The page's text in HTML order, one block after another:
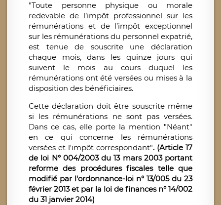
"Toute personne physique ou morale
redevable de l’impôt professionnel sur les
rémunérations et de l’impôt exceptionnel
sur les rémunérations du personnel expatrié,
est tenue de souscrite une déclaration
chaque mois, dans les quinze jours qui
suivent le mois au cours duquel les
rémunérations ont été versées ou mises à la
disposition des bénéficiaires.
Cette déclaration doit être souscrite même
si les rémunérations ne sont pas versées.
Dans ce cas, elle porte la mention "Néant"
en ce qui concerne les rémunérations
versées et l'impôt correspondant". (Article 17
de loi N° 004/2003 du 13 mars 2003 portant
reforme des procédures fiscales telle que
modifié par l'ordonnance-loi n° 13/005 du 23
février 2013 et par la loi de finances n° 14/002
du 31 janvier 2014)